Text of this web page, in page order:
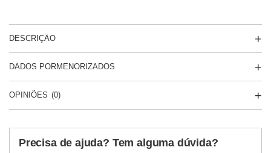
DESCRIÇÃO
DADOS PORMENORIZADOS
OPINIÕES (0)
Precisa de ajuda? Tem alguma dúvida?